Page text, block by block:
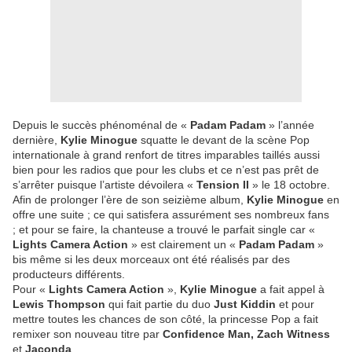
Depuis le succès phénoménal de « Padam Padam » l’année
dernière, Kylie Minogue squatte le devant de la scène Pop
internationale à grand renfort de titres imparables taillés aussi
bien pour les radios que pour les clubs et ce n’est pas prêt de
s’arrêter puisque l’artiste dévoilera « Tension II » le 18 octobre.
Afin de prolonger l’ère de son seizième album, Kylie Minogue en
offre une suite ; ce qui satisfera assurément ses nombreux fans
; et pour se faire, la chanteuse a trouvé le parfait single car «
Lights Camera Action » est clairement un « Padam Padam »
bis même si les deux morceaux ont été réalisés par des
producteurs différents.
Pour « Lights Camera Action », Kylie Minogue a fait appel à
Lewis Thompson qui fait partie du duo Just Kiddin et pour
mettre toutes les chances de son côté, la princesse Pop a fait
remixer son nouveau titre par Confidence Man, Zach Witness
et Jaconda